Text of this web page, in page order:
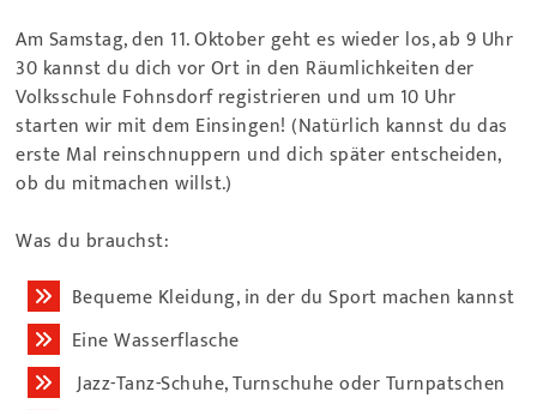
Am Samstag, den 11. Oktober geht es wieder los, ab 9 Uhr
30 kannst du dich vor Ort in den Räumlichkeiten der
Volksschule Fohnsdorf registrieren und um 10 Uhr
starten wir mit dem Einsingen!(Natürlich kannst du das
erste Mal reinschnuppern unddich später entscheiden,
ob du mitmachen willst.)
Was du brauchst:
Bequeme Kleidung, in der du Sport machen kannst
Eine Wasserflasche
Jazz-Tanz-Schuhe, Turnschuhe oder Turnpatschen